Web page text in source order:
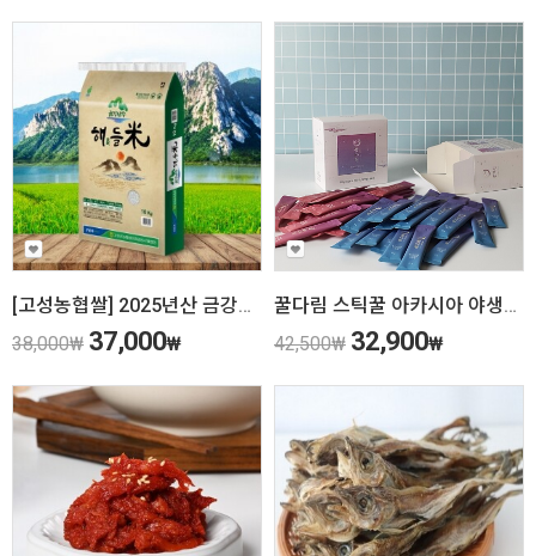
[고성농협쌀] 2025년산 금강산수해앤들미 10kg (상등급) 당일도정
38,000₩ 37,000₩
꿀다림 스틱꿀 아카시아 야생화 대용량 50개입 100개입
42,500₩ 32,900₩